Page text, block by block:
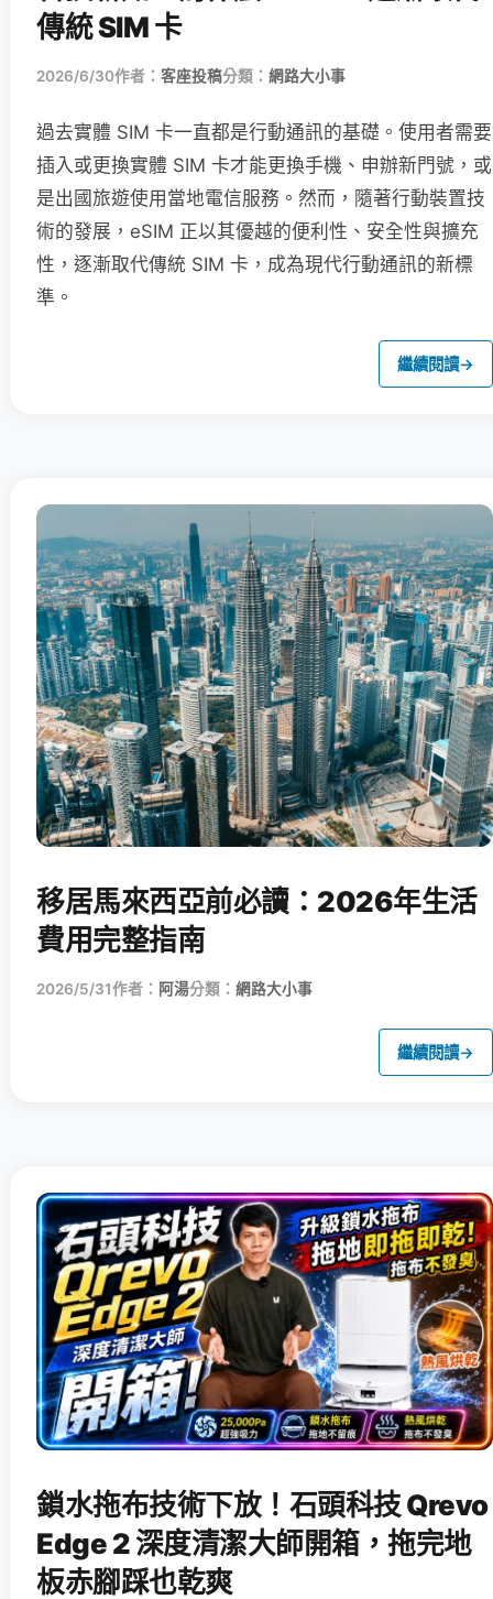
傳統 SIM 卡
2026/6/30作者： 客座投稿分類： 網路大小事
過去實體 SIM 卡一直都是行動通訊的基礎。使用者需要
插入或更換實體 SIM 卡才能更換手機、申辦新門號，或
是出國旅遊使用當地電信服務。然而，隨著行動裝置技
術的發展，eSIM 正以其優越的便利性、安全性與擴充
性，逐漸取代傳統 SIM 卡，成為現代行動通訊的新標
準。
繼續閱讀→
移居馬來西亞前必讀：2026年生活
費用完整指南
2026/5/31作者： 阿湯分類： 網路大小事
繼續閱讀→
鎖水拖布技術下放！石頭科技 Qrevo
Edge 2 深度清潔大師開箱，拖完地
板赤腳踩也乾爽